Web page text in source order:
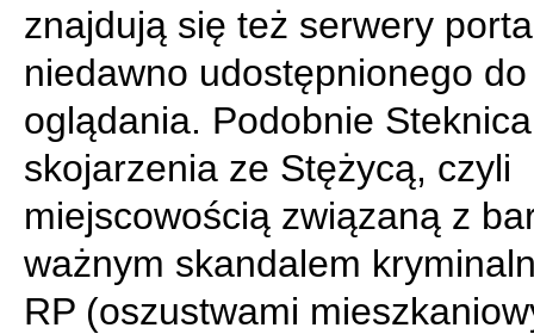
znajdują się też serwery
niedawno udostępnionego do
oglądania. Podobnie
skojarzenia ze Stężycą, czyli
miejscowością związaną z
ważnym skandalem
RP (oszustwami